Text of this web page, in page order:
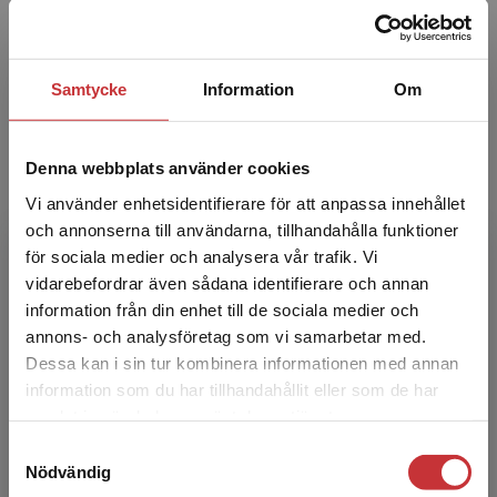
Samtycke Information Om
Denna webbplats använder cookies
Vi använder enhetsidentifierare för att anpassa innehållet
och annonserna till användarna, tillhandahålla funktioner
för sociala medier och analysera vår trafik. Vi
vidarebefordrar även sådana identifierare och annan
information från din enhet till de sociala medier och
annons- och analysföretag som vi samarbetar med.
Dessa kan i sin tur kombinera informationen med annan
information som du har tillhandahållit eller som de har
Nödvändig
Begränsad fraktregion
Det verkar som att du besöker
studentlitteratur.se via en enhet utanför Sverige.
Vi erbjuder inte leveranser utanför Sverige. För
att kunna slutföra ett köp måste
allmänpsykiatri och universitetsadjunkt vid
NASP.
Danuta Wasserman
Danuta Wasserman är professor i psykiatri och
suicidologi och chef för NASP. NASP, Nationell
prevention av suicid och psykisk ohälsa vid
Karolinska...